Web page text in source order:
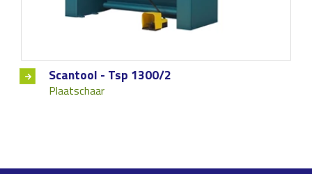
Scantool - Tsp 1300/2
Plaatschaar